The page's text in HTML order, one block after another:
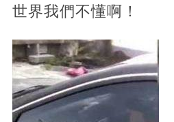
世界我們不懂啊！